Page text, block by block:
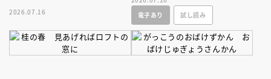
2026.07.16
ぱい、でもこの本をよめばだい
じょうぶ！
電子あり
試し読み